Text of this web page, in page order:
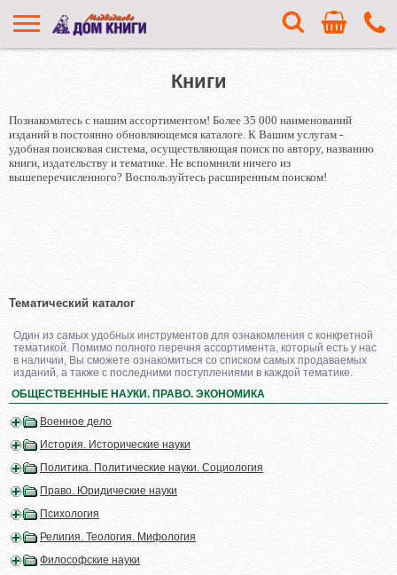
Книги
Познакомьтесь с нашим ассортиментом! Более 35 000 наименований
изданий в постоянно обновляющемся каталоге. К Вашим услугам -
удобная поисковая система, осуществляющая поиск по автору, названию
книги, издательству и тематике. Не вспомнили ничего из
вышеперечисленного? Воспользуйтесь расширенным поиском!
Тематический каталог
Один из самых удобных инструментов для ознакомления с конкретной
тематикой. Помимо полного перечня ассортимента, который есть у нас
в наличии, Вы сможете ознакомиться со списком самых продаваемых
изданий, а также с последними поступлениями в каждой тематике.
ОБЩЕСТВЕННЫЕ НАУКИ. ПРАВО. ЭКОНОМИКА
Военное дело
История. Исторические науки
Политика. Политические науки. Социология
Право. Юридические науки
Психология
Религия. Теология. Мифология
Философские науки